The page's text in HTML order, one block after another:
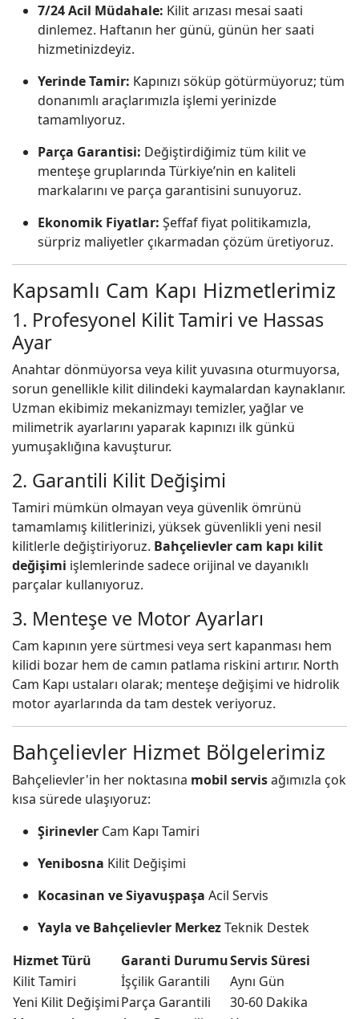
7/24 Acil Müdahale: Kilit arızası mesai saati
dinlemez. Haftanın her günü, günün her saati
hizmetinizdeyiz.
Yerinde Tamir: Kapınızı söküp götürmüyoruz; tüm
donanımlı araçlarımızla işlemi yerinizde
tamamlıyoruz.
Parça Garantisi: Değiştirdiğimiz tüm kilit ve
menteşe gruplarında Türkiye’nin en kaliteli
markalarını ve parça garantisini sunuyoruz.
Ekonomik Fiyatlar: Şeffaf fiyat politikamızla,
sürpriz maliyetler çıkarmadan çözüm üretiyoruz.
Kapsamlı Cam Kapı Hizmetlerimiz
1. Profesyonel Kilit Tamiri ve Hassas
Ayar
Anahtar dönmüyorsa veya kilit yuvasına oturmuyorsa,
sorun genellikle kilit dilindeki kaymalardan kaynaklanır.
Uzman ekibimiz mekanizmayı temizler, yağlar ve
milimetrik ayarlarını yaparak kapınızı ilk günkü
yumuşaklığına kavuşturur.
2. Garantili Kilit Değişimi
Tamiri mümkün olmayan veya güvenlik ömrünü
tamamlamış kilitlerinizi, yüksek güvenlikli yeni nesil
kilitlerle değiştiriyoruz. Bahçelievler cam kapı kilit
değişimi işlemlerinde sadece orijinal ve dayanıklı
parçalar kullanıyoruz.
3. Menteşe ve Motor Ayarları
Cam kapının yere sürtmesi veya sert kapanması hem
kilidi bozar hem de camın patlama riskini artırır. North
Cam Kapı ustaları olarak; menteşe değişimi ve hidrolik
motor ayarlarında da tam destek veriyoruz.
Bahçelievler Hizmet Bölgelerimiz
Bahçelievler'in her noktasına mobil servisağımızla çok
kısa sürede ulaşıyoruz:
Şirinevler Cam Kapı Tamiri
Yenibosna Kilit Değişimi
Kocasinan ve Siyavuşpaşa Acil Servis
Yayla ve Bahçelievler MerkezTeknik Destek
Hizmet Türü
Garanti DurumuServis Süresi
Kilit Tamiri
İşçilik Garantili
Aynı Gün
Yeni Kilit DeğişimiParça Garantili
30-60 Dakika